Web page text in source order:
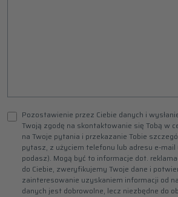
Pozostawienie przez Ciebie danych i
Twoją zgodę na skontaktowanie się Tobą w
na Twoje pytania i przekazanie Tobie
pytasz, z użyciem telefonu lub adresu e-mail
podasz). Mogą być to informacje dot.
do Ciebie, zweryfikujemy Twoje dane i
zainteresowanie uzyskaniem informacji od
danych jest dobrowolne, lecz niezbędne do